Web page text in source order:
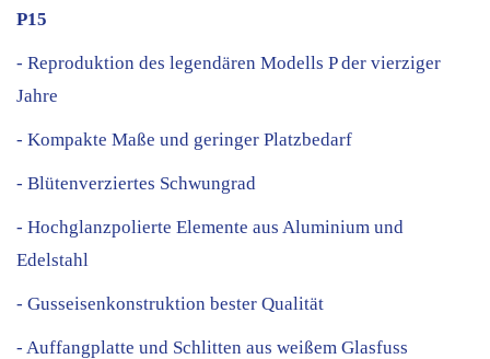
P15
- Reproduktion des legendären Modells P der vierziger
Jahre
- Kompakte Maße und geringer Platzbedarf
- Blütenverziertes Schwungrad
- Hochglanzpolierte Elemente aus Aluminium und
Edelstahl
- Gusseisenkonstruktion bester Qualität
- Auffangplatte und Schlitten aus weißem Glasfuss